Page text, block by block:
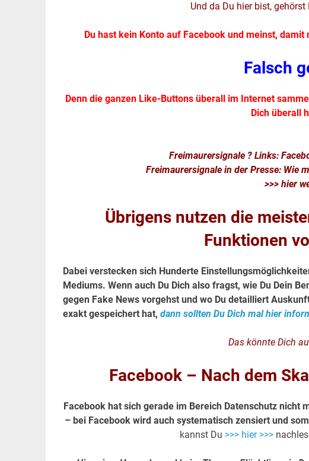
Und da Du hier bist,
Du hast kein Konto auf Facebook und meinst,
Falsch
Denn die ganzen Like-Buttons überall im Internet
Dich überall
Freimaurersignale ? Links:
Freimaurersignale in der Presse: Wie
>>> hier
Übrigens nutzen die
Funktionen
Dabei verstecken sich Hunderte
Mediums. Wenn auch Du Dich also fragst, wie Du Dein
gegen Fake News vorgehst und wo Du detailliert
exakt gespeichert hat, dann sollten Du Dich mal hier
Das könnte Dich
Facebook – Nach dem
Facebook hat sich gerade im Bereich Datenschutz
– bei Facebook wird auch systematisch zensiert und
kannst Du >>> hier >>>